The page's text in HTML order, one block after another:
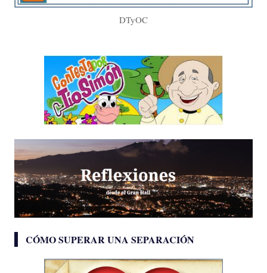
DTyOC
CÓMO SUPERAR UNA SEPARACIÓN